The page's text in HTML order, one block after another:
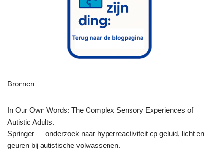
Bronnen
In Our Own Words: The Complex Sensory Experiences of
Autistic Adults.
Springer — onderzoek naar hyperreactiviteit op geluid, licht en
geuren bij autistische volwassenen.